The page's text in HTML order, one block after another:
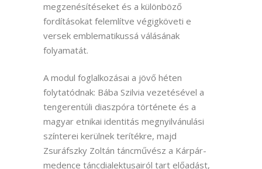
megzenésítéseket és a különböző
fordításokat felemlítve végigköveti e
versek emblematikussá válásának
folyamatát.
A modul foglalkozásai a jövő héten
folytatódnak: Bába Szilvia vezetésével a
tengerentúli diaszpóra története és a
magyar etnikai identitás megnyilvánulási
színterei kerülnek terítékre, majd
Zsuráfszky Zoltán táncművész a Kárpár-
medence táncdialektusairól tart előadást,